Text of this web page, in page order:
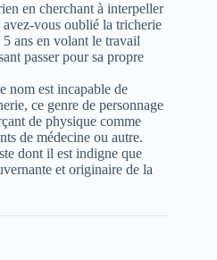
en cherchant à interpeller
vous oublié la tricherie
ans en volant le travail
passer pour sa propre
nom est incapable de
ce genre de personnage
de physique comme
de médecine ou autre.
dont il est indigne que
et originaire de la